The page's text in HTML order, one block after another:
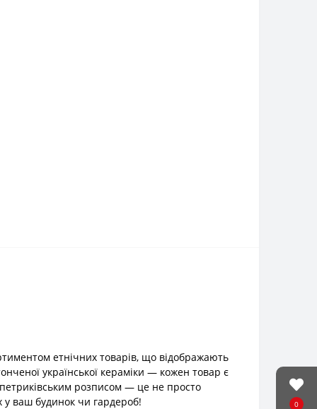
0
етнічних товарів, що відображають
української кераміки — кожен товар є
розписом — це не просто
у ваш будинок чи гардероб!